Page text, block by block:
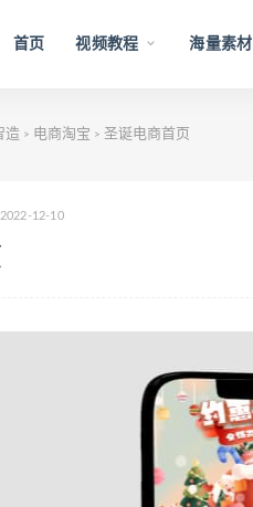
首页 视频教程 海量素材
造 > 电商淘宝 > 圣诞电商首页
2022-12-10